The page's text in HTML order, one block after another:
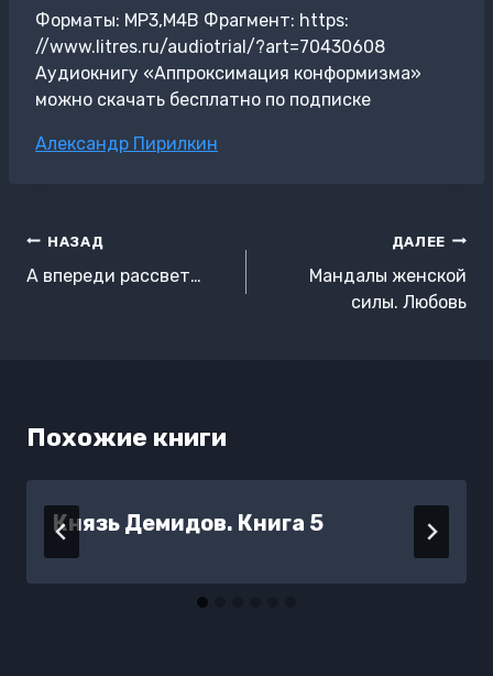
Форматы: MP3,M4B Фрагмент: https:
//www.litres.ru/audiotrial/?art=70430608
Аудиокнигу «Аппроксимация конформизма»
можно скачать бесплатно по подписке
Метки
Александр Пирилкин
Навигация
по
НАЗАД
А впереди рассвет…
ДАЛЕЕ
Мандалы женской
силы. Любовь
Похожие книги
Князь Демидов. Книга 5